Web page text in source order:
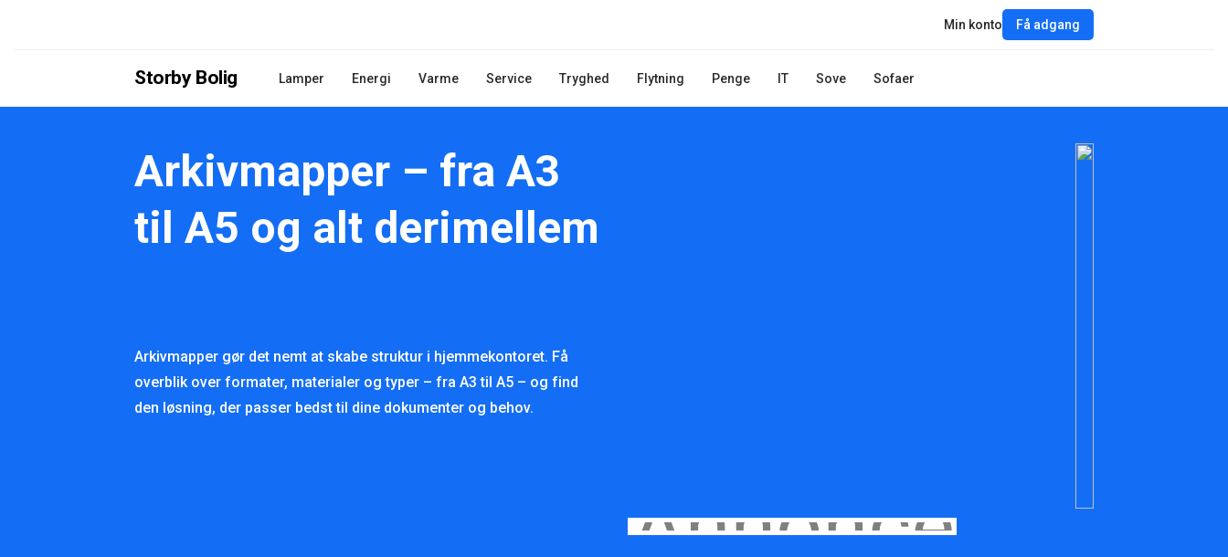
Storby Bolig Lamper Energi Varme Service Tryghed Flytning Penge IT Sove Sofaer
Min konto Få adgang
Arkivmapper – fra A3
til A5 og alt derimellem
Arkivmapper gør det nemt at skabe struktur i hjemmekontoret. Få
overblik over formater, materialer og typer – fra A3 til A5 – og find
den løsning, der passer bedst til dine dokumenter og behov.